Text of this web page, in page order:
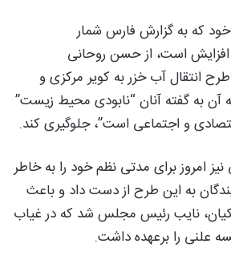
خود که به گزارش فارس شمار
افزایش است، از حسن روحانی
طرح انتقال آب خزر به کویر مرکزی و
آن به گفته آنان “نابودی محیط زیست”
و اجتماعی است”، جلوگیری کند.
امروز برای مدتی نظم خود را به خاطر
به این طرح از دست داد و باعث
نایب رئیس مجلس شد که در غیاب
علنی را برعهده داشت.